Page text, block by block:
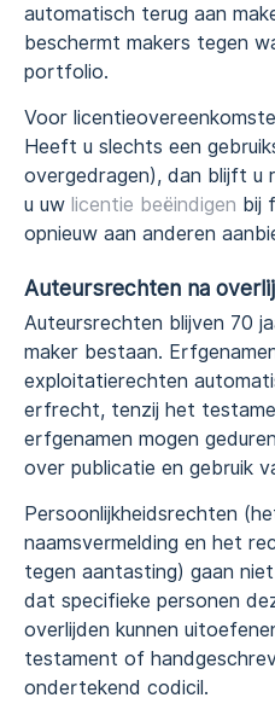
automatisch terug aan
beschermt makers tegen
portfolio.
Voor
Heeft u slechts een
overgedragen), dan blijft u
u uw licentie beëindigen bij
opnieuw aan anderen
Auteursrechten na
Auteursrechten blijven 70
maker bestaan.
exploitatierechten
erfrecht, tenzij het
erfgenamen mogen
over publicatie en gebruik
Persoonlijkheidsrechten
naamsvermelding en het
tegen aantasting) gaan
dat specifieke personen
overlijden kunnen
testament of
ondertekend codicil.